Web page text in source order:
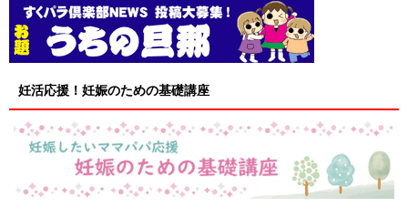
妊活応援！妊娠のための基礎講座